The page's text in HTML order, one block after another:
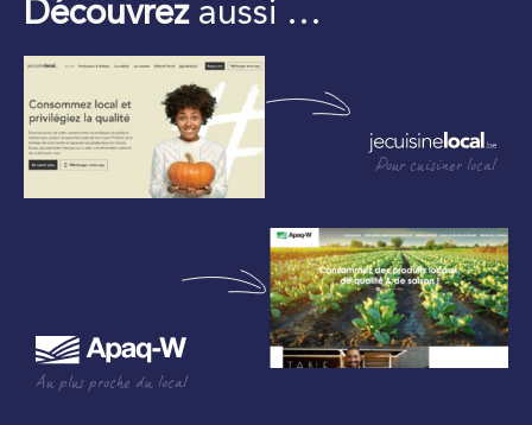
Découvrezaussi …
Pour cuisiner local
Au plus proche du local